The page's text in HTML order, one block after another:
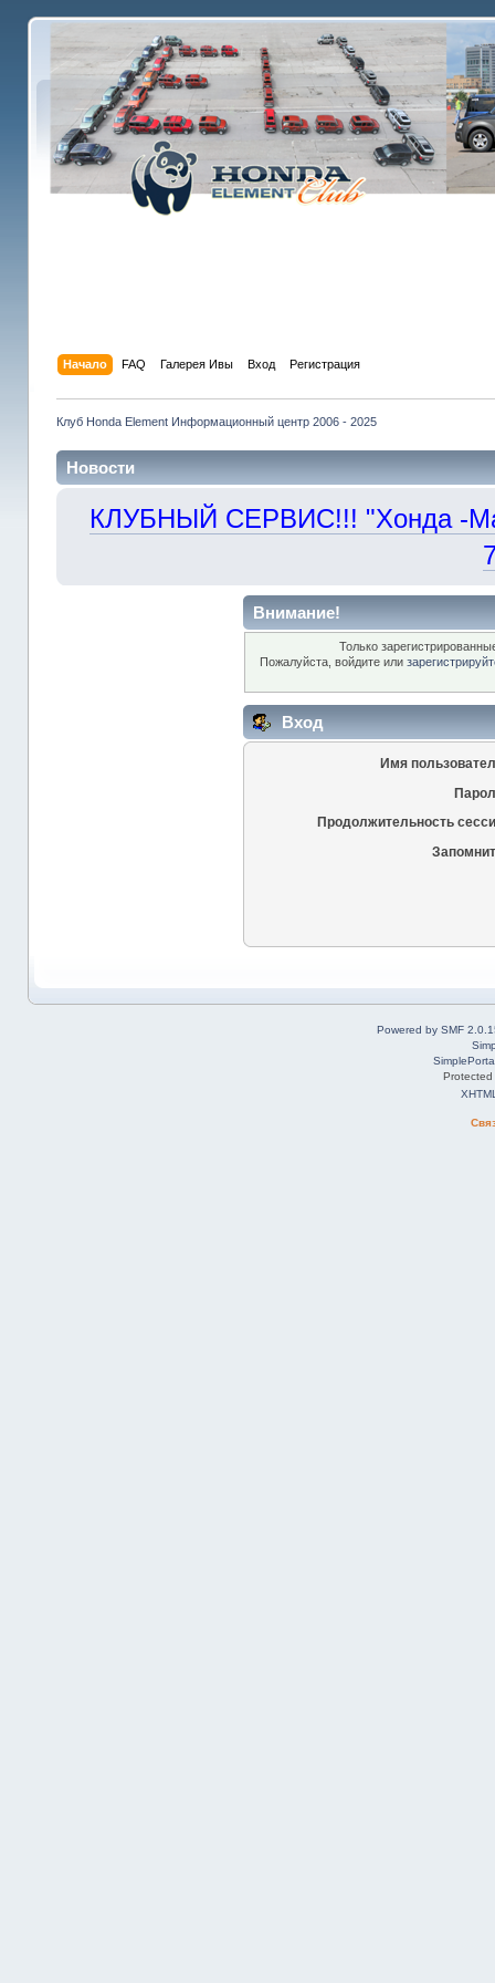
Начало FAQ Галерея Ивы Вход Регистрация
Клуб Honda Element Информационный центр 2006 - 2025
Новости
КЛУБНЫЙ СЕРВИС!!! "Хонда -
Внимание!
Только
Пожалуйста, войдите или
Вход
Имя
Продолжительность
Powered by SMF